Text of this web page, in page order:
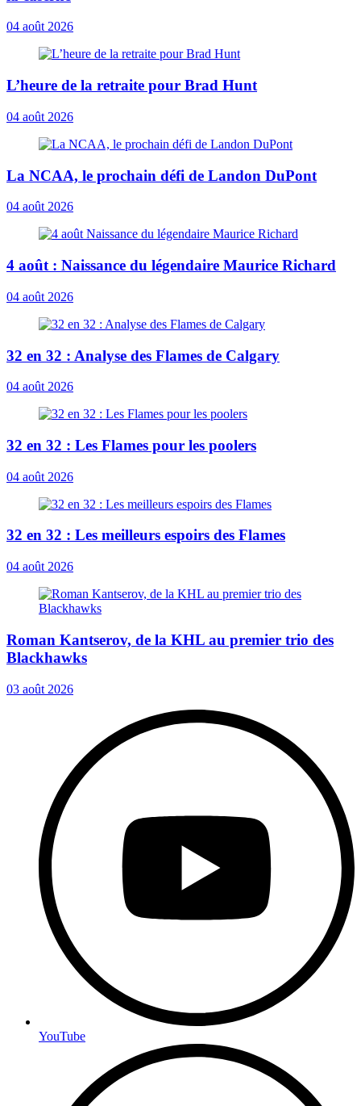
04 août 2026
L’heure de la retraite pour Brad Hunt
04 août 2026
La NCAA, le prochain défi de Landon DuPont
04 août 2026
4 août : Naissance du légendaire Maurice Richard
04 août 2026
32 en 32 : Analyse des Flames de Calgary
04 août 2026
32 en 32 : Les Flames pour les poolers
04 août 2026
32 en 32 : Les meilleurs espoirs des Flames
04 août 2026
Roman Kantserov, de la KHL au premier trio des
Blackhawks
03 août 2026
YouTube